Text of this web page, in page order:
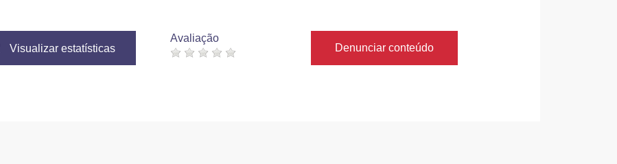
Visualizar estatísticas
Avaliação
Denunciar conteúdo